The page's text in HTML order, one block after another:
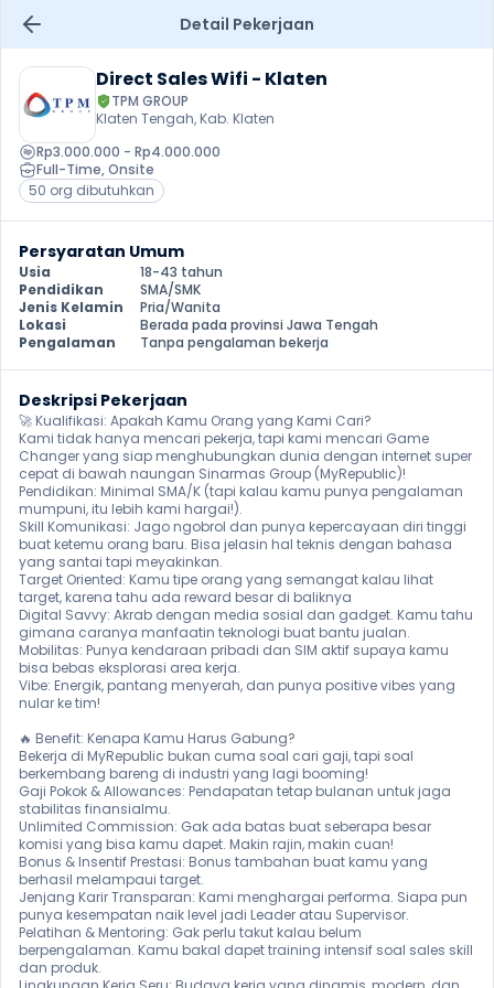
Detail Pekerjaan
Direct Sales Wifi - Klaten
TPM GROUP
Klaten Tengah, Kab. Klaten
Rp3.000.000 - Rp4.000.000
Full-Time, Onsite
50 org dibutuhkan
Persyaratan Umum
Usia
18-43 tahun
Pendidikan
SMA/SMK
Jenis Kelamin
Pria/Wanita
Lokasi
Berada pada provinsi Jawa Tengah
Pengalaman
Tanpa pengalaman bekerja
Deskripsi Pekerjaan
🚀 Kualifikasi: Apakah Kamu Orang yang Kami Cari?
Kami tidak hanya mencari pekerja, tapi kami mencari Game
Changer yang siap menghubungkan dunia dengan internet super
cepat di bawah naungan Sinarmas Group (MyRepublic)!
Pendidikan: Minimal SMA/K (tapi kalau kamu punya pengalaman
mumpuni, itu lebih kami hargai!).
Skill Komunikasi: Jago ngobrol dan punya kepercayaan diri tinggi
buat ketemu orang baru. Bisa jelasin hal teknis dengan bahasa
yang santai tapi meyakinkan.
Target Oriented: Kamu tipe orang yang semangat kalau lihat
target, karena tahu ada reward besar di baliknya
Digital Savvy: Akrab dengan media sosial dan gadget. Kamu tahu
gimana caranya manfaatin teknologi buat bantu jualan.
Mobilitas: Punya kendaraan pribadi dan SIM aktif supaya kamu
bisa bebas eksplorasi area kerja.
Vibe: Energik, pantang menyerah, dan punya positive vibes yang
nular ke tim!
🔥 Benefit: Kenapa Kamu Harus Gabung?
Bekerja di MyRepublic bukan cuma soal cari gaji, tapi soal
berkembang bareng di industri yang lagi booming!
Gaji Pokok & Allowances: Pendapatan tetap bulanan untuk jaga
stabilitas finansialmu.
Unlimited Commission: Gak ada batas buat seberapa besar
komisi yang bisa kamu dapet. Makin rajin, makin cuan!
Bonus & Insentif Prestasi: Bonus tambahan buat kamu yang
berhasil melampaui target.
Jenjang Karir Transparan: Kami menghargai performa. Siapa pun
punya kesempatan naik level jadi Leader atau Supervisor.
Pelatihan & Mentoring: Gak perlu takut kalau belum
berpengalaman. Kamu bakal dapet training intensif soal sales skill
dan produk.